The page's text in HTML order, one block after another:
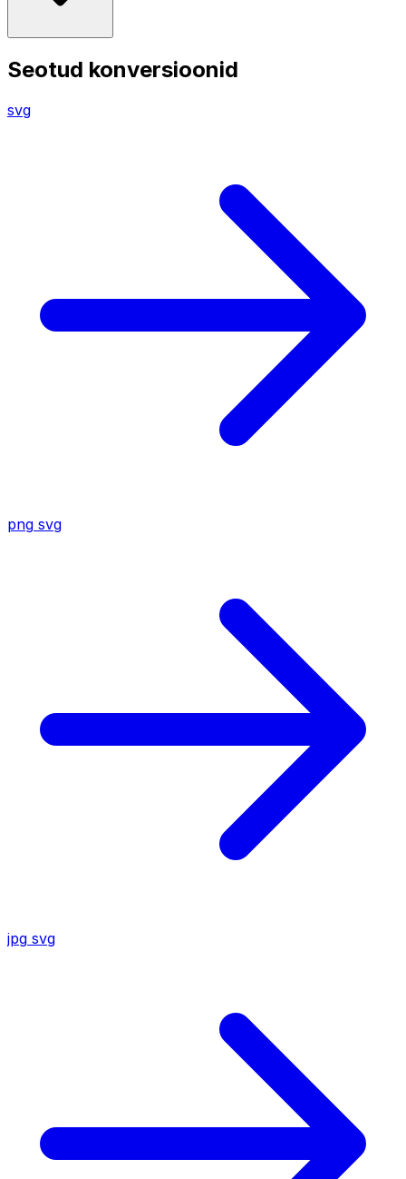
Seotud konversioonid
svg
png svg
jpg svg